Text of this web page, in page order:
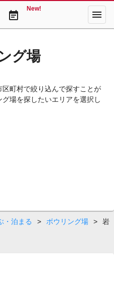
event_note
New! menu
グ場
町村で絞り込んで探すことが
場を探したいエリアを選択し
・泊まる > ボウリング場 >
岩